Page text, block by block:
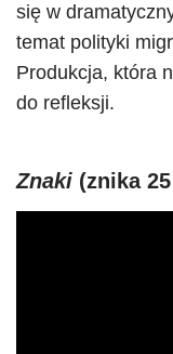
się w
temat polityki
Produkcja, która
do refleksji.
Znaki (znika